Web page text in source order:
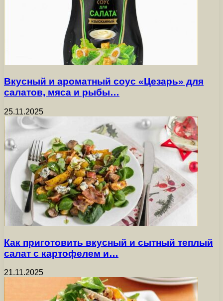
Вкусный и ароматный соус «Цезарь» для
салатов, мяса и рыбы…
25.11.2025
Как приготовить вкусный и сытный теплый
салат с картофелем и…
21.11.2025